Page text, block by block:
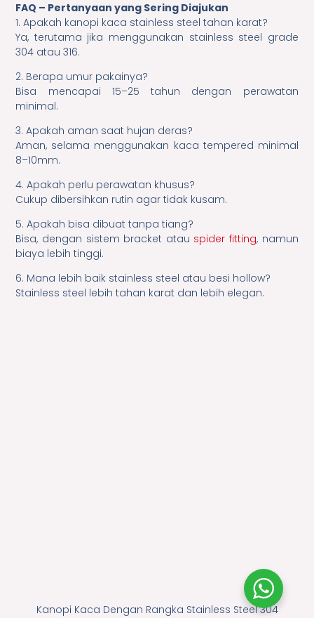
FAQ – Pertanyaan yang Sering Diajukan
1. Apakah kanopi kaca stainless steel tahan karat?
Ya, terutama jika menggunakan stainless steel grade
304 atau 316.
2. Berapa umur pakainya?
Bisa mencapai 15–25 tahun dengan perawatan
minimal.
3. Apakah aman saat hujan deras?
Aman, selama menggunakan kaca tempered minimal
8–10mm.
4. Apakah perlu perawatan khusus?
Cukup dibersihkan rutin agar tidak kusam.
5. Apakah bisa dibuat tanpa tiang?
Bisa, dengan sistem bracket atau spider fitting, namun
biaya lebih tinggi.
6. Mana lebih baik stainless steel atau besi hollow?
Stainless steel lebih tahan karat dan lebih elegan.
Kanopi Kaca Dengan Rangka Stainless Steel 304